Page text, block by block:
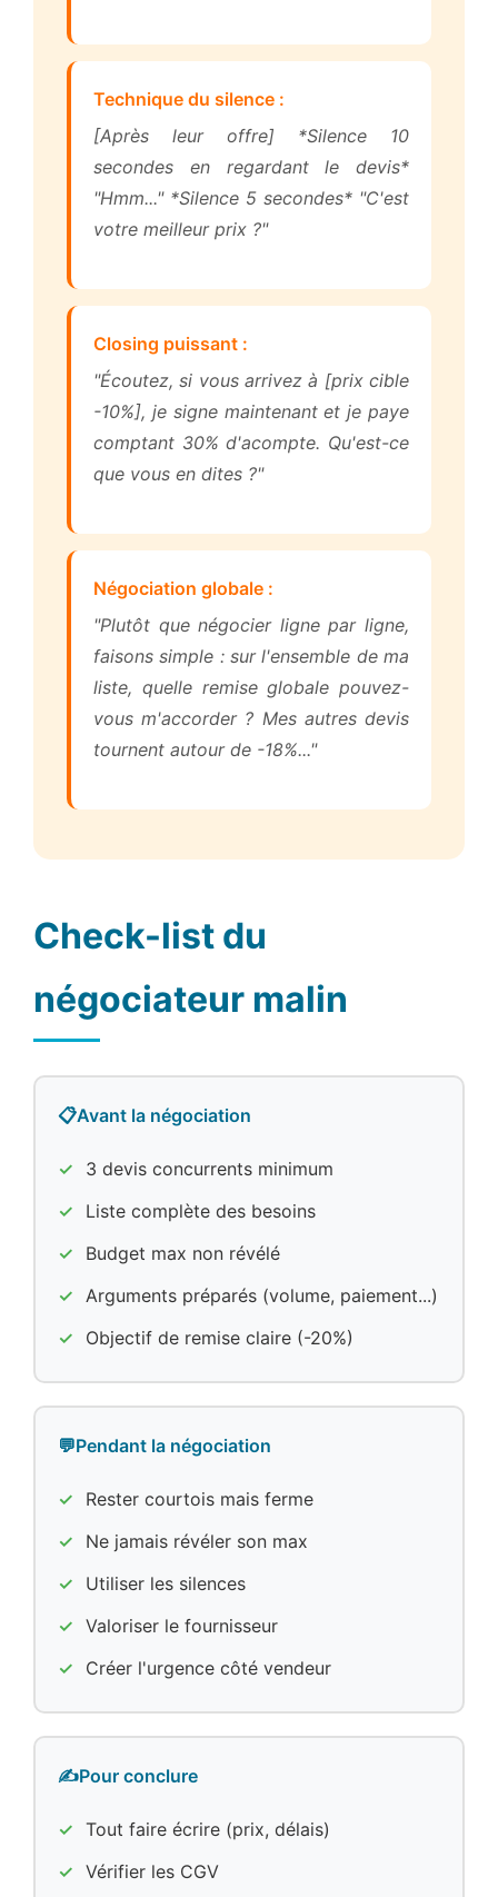
Technique du silence :
[Après leur offre] *Silence 10
secondes en regardant le devis*
"Hmm..." *Silence 5 secondes* "C'est
votre meilleur prix ?"
Closing puissant :
"Écoutez, si vous arrivez à [prix cible
-10%], je signe maintenant et je paye
comptant 30% d'acompte. Qu'est-ce
que vous en dites ?"
Négociation globale :
"Plutôt que négocier ligne par ligne,
faisons simple : sur l'ensemble de ma
liste, quelle remise globale pouvez-
vous m'accorder ? Mes autres devis
tournent autour de -18%..."
Check-list du
négociateur malin
📋Avant la négociation
3 devis concurrents minimum
Liste complète des besoins
Budget max non révélé
Arguments préparés (volume, paiement...)
Objectif de remise claire (-20%)
💬Pendant la négociation
Rester courtois mais ferme
Ne jamais révéler son max
Utiliser les silences
Valoriser le fournisseur
Créer l'urgence côté vendeur
✍️Pour conclure
Tout faire écrire (prix, délais)
Vérifier les CGV